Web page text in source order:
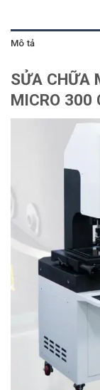
Mô tả
SỬA CHỮA
MICRO 300